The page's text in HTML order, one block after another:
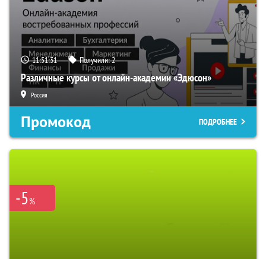
11:51:31 Получили:2
Различные курсы от онлайн-академии «Эдюсон»
Россия
Промокод ПОДРОБНЕЕ
-5%